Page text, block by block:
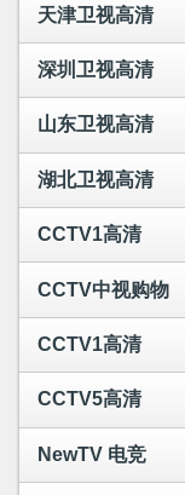
天津卫视高清
深圳卫视高清
山东卫视高清
湖北卫视高清
CCTV1高清
CCTV中视购物
CCTV1高清
CCTV5高清
NewTV 电竞